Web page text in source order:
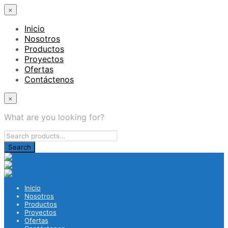
×
Inicio
Nosotros
Productos
Proyectos
Ofertas
Contáctenos
×
What are you looking for?
Inicio
Nosotros
Productos
Proyectos
Ofertas